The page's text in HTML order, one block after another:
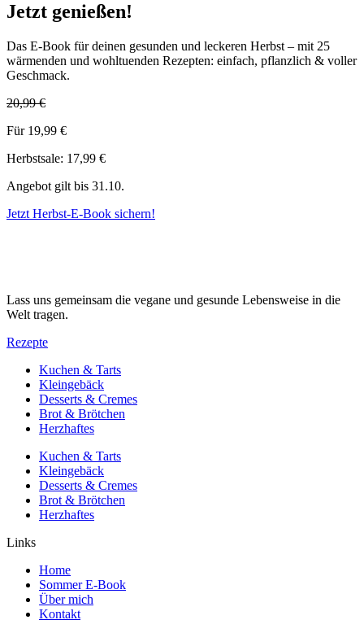
Jetzt genießen!
Das E-Book für deinen gesunden und leckeren Herbst – mit 25
wärmenden und wohltuenden Rezepten: einfach, pflanzlich & voller
Geschmack.
20,99 €
Für 19,99 €
Herbstsale: 17,99 €
Angebot gilt bis 31.10.
Jetzt Herbst-E-Book sichern!
Lass uns gemeinsam die vegane und gesunde Lebensweise in die
Welt tragen.
Rezepte
Kuchen & Tarts
Kleingebäck
Desserts & Cremes
Brot & Brötchen
Herzhaftes
Kuchen & Tarts
Kleingebäck
Desserts & Cremes
Brot & Brötchen
Herzhaftes
Links
Home
Sommer E-Book
Über mich
Kontakt